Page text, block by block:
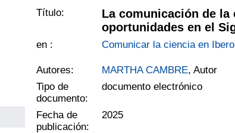
Título:
La comunicación de
oportunidades en el
en : Comunicar la ciencia en
Autores: MARTHA CAMBRE, Autor
Tipo de
documento:
documento electrónico
Fecha de
publicación:
2025